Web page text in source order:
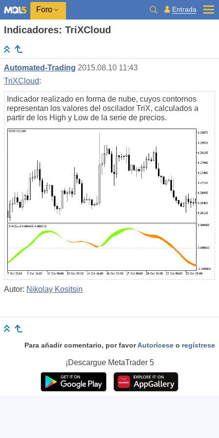
Foro Entrada
Indicadores: TriXCloud
Automated-Trading 2015.08.10 11:43
TriXCloud:
Indicador realizado en forma de nube, cuyos contornos
representan los valores del oscilador TriX, calculados a
partir de los High y Low de la serie de precios.
Autor: Nikolay Kositsin
Para añadir comentario, por favorAutorícese o regístrese
¡Descargue MetaTrader 5